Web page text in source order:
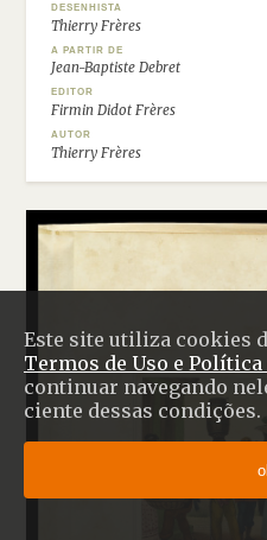
Este site utiliza cookies
Termos de Uso e
continuar navegando
ciente dessas condições.
DESENHISTA
Thierry Frères
A PARTIR DE
Jean-Baptiste Debret
EDITOR
Firmin Didot Frères
AUTOR
Thierry Frères